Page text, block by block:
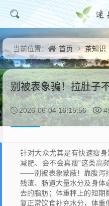
当前位置： 首页 茶知识
别被表象骗！拉肚子
2026-06-04 16:15:56
针对大众尤其是有快速瘦
减肥、会不会真瘦”这类高
——别被表象蒙蔽！靠腹泻
残渣、肠道大量水分及身体
去的脂肪；体重秤上的短期
复正常饮食补充水分，体重